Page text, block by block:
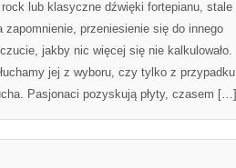
lub klasyczne dźwięki fortepianu, stale
zapomnienie, przeniesienie się do innego
jakby nic więcej się nie kalkulowało.
jej z wyboru, czy tylko z przypadku
Pasjonaci pozyskują płyty, czasem […]